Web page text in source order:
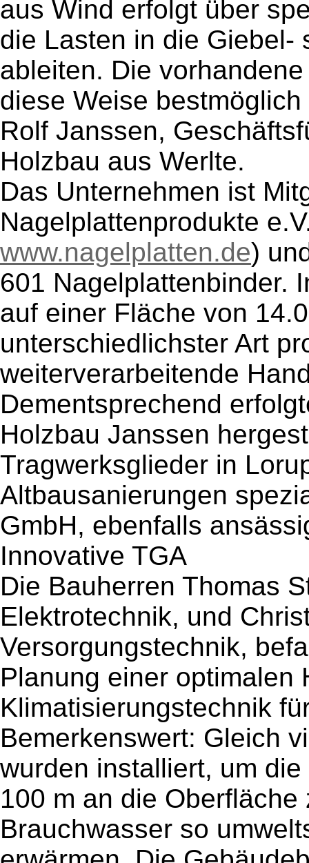
aus Wind erfolgt über
die Lasten in die Giebel-
ableiten. Die
diese Weise
Rolf Janssen,
Holzbau aus Werlte.
Das Unternehmen ist
Nagelplattenprodukte
www.nagelplatten.de)
601 Nagelplattenbinder.
auf einer Fläche von
unterschiedlichster Art
weiterverarbeitende
Dementsprechend
Holzbau Janssen
Tragwerksglieder in
Altbausanierungen
GmbH, ebenfalls
Innovative TGA
Die Bauherren Thomas
Elektrotechnik, und
Versorgungstechnik,
Planung einer optimalen
Klimatisierungstechnik
Bemerkenswert: Gleich
wurden installiert, um
100 m an die
Brauchwasser so